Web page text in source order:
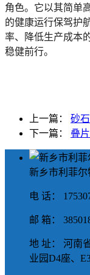
角色。它以其简单
的健康运行保驾护
率、降低生产成本
稳健前行。
上一篇： 砂
下一篇： 叠
新乡市利菲尔
电 话：
邮 箱：
地 址： 河南
业园D4座、